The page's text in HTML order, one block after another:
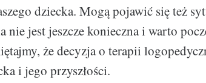
dziecka. Mogą pojawić się też
nie jest jeszcze konieczna i warto
że decyzja o terapii
i jego przyszłości.